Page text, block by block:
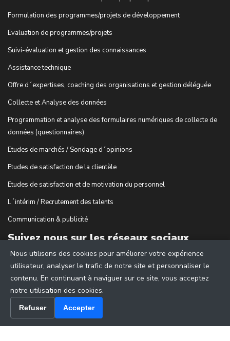
Formulation des programmes/projets de développement
Evaluation de programmes/projets
Suivi-évaluation et gestion des connaissances
Assistance technique
Offre d´expertises, coaching des organisations et gestion déléguée
Collecte et Analyse des données
Programmation et analyse des formulaires numériques de collecte de
données (questionnaires)
Etudes de marchés / Sondage d´opinions
Etudes de satisfaction de la clientèle
Etudes de satisfaction et de motivation du personnel
L´intérim / Recrutement des talents
Communication & publicité
Suivez nous sur les réseaux sociaux
Nous utilisons des cookies pour améliorer votre expérience
utilisateur, analyser le trafic de notre site et personnaliser le
contenu. En continuant à naviguer sur ce site, vous acceptez
notre utilisation des cookies.
Refuser Accepter